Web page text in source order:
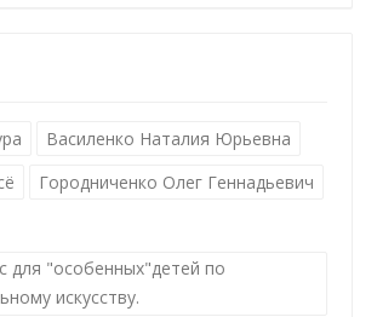
Василенко Наталия Юрьевна
Городниченко Олег Геннадьевич
для "особенных"детей по
искусству.